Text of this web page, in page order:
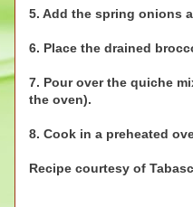
5. Add the spring onions
6. Place the drained
7. Pour over the quiche
the oven).
8. Cook in a preheated
Recipe courtesy of